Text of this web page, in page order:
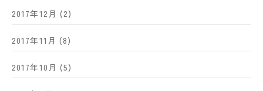
2017年12月 (2)
2017年11月 (8)
2017年10月 (5)